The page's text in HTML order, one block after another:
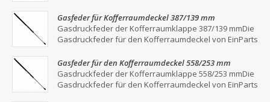
Gasfeder für Kofferraumdeckel 387/139 mm
Gasdruckfeder der Kofferraumklappe 387/139 mmDie
Gasdruckfeder für den Kofferraumdeckel von EinParts
Gasfeder für den Kofferraumdeckel 558/253 mm
Gasdruckfeder der Kofferraumklappe 558/253 mmDie
Gasdruckfeder für den Kofferraumdeckel von EinParts